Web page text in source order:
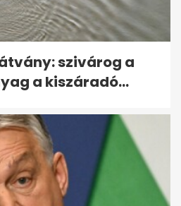
Nagydíjra jelölték
filmjét, A
szivárog a
a kiszáradó...